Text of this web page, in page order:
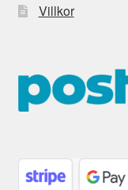
Villkor